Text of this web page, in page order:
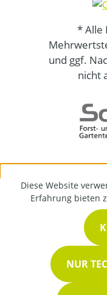
* Alle
und ggf.
nicht
Diese Website
Erfahrung bieten
NUR